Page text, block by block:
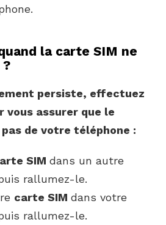
la carte SIM ne
persiste, effectuez
vous assurer que le
pas de votre téléphone :
SIM dans un autre
rallumez-le.
carte SIM dans votre
rallumez-le.